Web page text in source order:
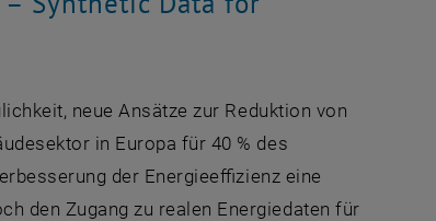
neue Ansätze zur Reduktion von
in Europa für 40 % des
der Energieeffizienz eine
den Zugang zu realen Energiedaten für